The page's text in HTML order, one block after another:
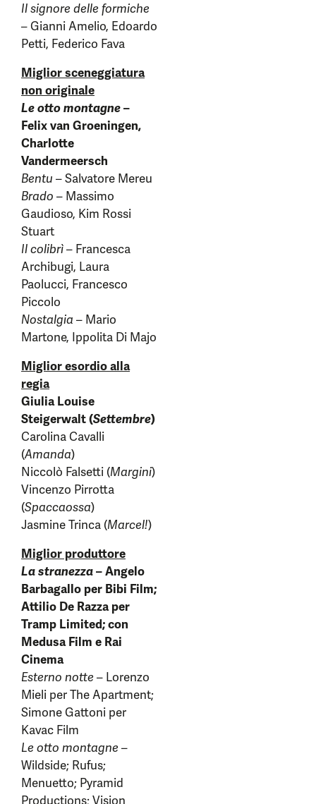
Il signore delle formiche
–Gianni Amelio, Edoardo
Petti, Federico Fava
Miglior sceneggiatura
non originale
Le otto montagne–
Felix van Groeningen,
Charlotte
Vandermeersch
Bentu – Salvatore Mereu
Brado – Massimo
Gaudioso, Kim Rossi
Stuart
Il colibrì– Francesca
Archibugi, Laura
Paolucci, Francesco
Piccolo
Nostalgia – Mario
Martone, Ippolita Di Majo
Miglior esordio alla
regia
Giulia Louise
Steigerwalt (Settembre)
Carolina Cavalli
(Amanda)
Niccolò Falsetti (Margini)
Vincenzo Pirrotta
(Spaccaossa)
Jasmine Trinca (Marcel!)
Miglior produttore
La stranezza– Angelo
Barbagallo per Bibi Film;
Attilio De Razza per
Tramp Limited; con
Medusa Film e Rai
Cinema
Esterno notte – Lorenzo
Mieli per The Apartment;
Simone Gattoni per
Kavac Film
Le otto montagne –
Wildside; Rufus;
Menuetto; Pyramid
Productions; Vision